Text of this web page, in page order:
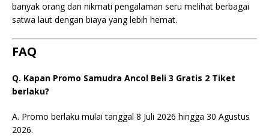
banyak orang dan nikmati pengalaman seru melihat berbagai
satwa laut dengan biaya yang lebih hemat.
FAQ
Q. Kapan Promo Samudra Ancol Beli 3 Gratis 2 Tiket
berlaku?
A. Promo berlaku mulai tanggal 8 Juli 2026 hingga 30 Agustus
2026.